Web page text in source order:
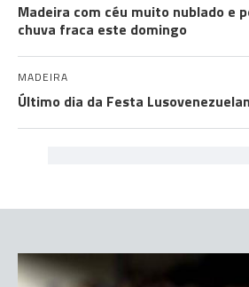
Madeira com céu muito nublado e
chuva fraca este domingo
MADEIRA
Último dia da Festa